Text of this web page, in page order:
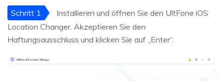
Schritt 1
Installieren und öffnen Sie den UltFone iOS
Location Changer. Akzeptieren Sie den
Haftungsausschluss und klicken Sie auf „Enter“.